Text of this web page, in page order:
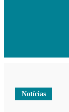
Notícias